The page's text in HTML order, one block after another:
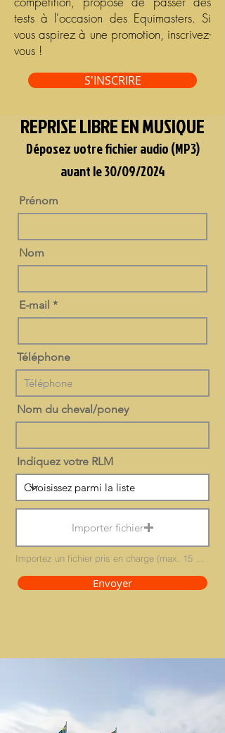
tests à l'occasion des Equimasters. Si
vous aspirez à une promotion, inscrivez-
vous !
S'INSCRIRE
REPRISE LIBRE EN MUSIQUE
Déposez votre fichier audio (MP3)
avant le 30/09/2024
Prénom
Nom
E-mail
Téléphone
Nom du cheval/poney
Indiquez votre RLM
Importer fichier
Envoyer